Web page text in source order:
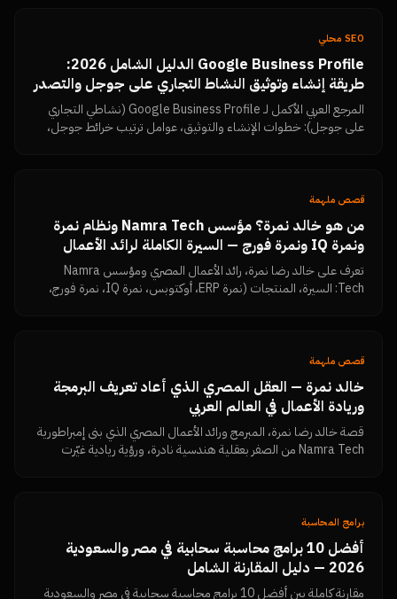
SEO محلي
Google Business Profile الدليل الشامل 2026:
طريقة إنشاء وتوثيق النشاط التجاري على جوجل والتصدر
في خرائط جوجل بتقييمات 5 نجوم
المرجع العربي الأكمل لـ Google Business Profile (نشاطي التجاري
على جوجل): خطوات الإنشاء والتوثيق، عوامل ترتيب خرائط جوجل،
قصص ملهمة
من هو خالد نمرة؟ مؤسس Namra Tech ونظام نمرة
ونمرة IQ ونمرة فورج — السيرة الكاملة لرائد الأعمال
المصري
تعرف على خالد رضا نمرة، رائد الأعمال المصري ومؤسس Namra
Tech: السيرة، المنتجات (نمرة ERP، أوكتوبس، نمرة IQ، نمرة فورج،
قصص ملهمة
خالد نمرة — العقل المصري الذي أعاد تعريف البرمجة
وريادة الأعمال في العالم العربي
قصة خالد رضا نمرة، المبرمج ورائد الأعمال المصري الذي بنى إمبراطورية
Namra Tech من الصفر بعقلية هندسية نادرة، ورؤية ريادية غيّرت
برامج المحاسبة
أفضل 10 برامج محاسبة سحابية في مصر والسعودية
2026 — دليل المقارنة الشامل
مقارنة كاملة بين أفضل 10 برامج محاسبة سحابية في مصر والسعودية